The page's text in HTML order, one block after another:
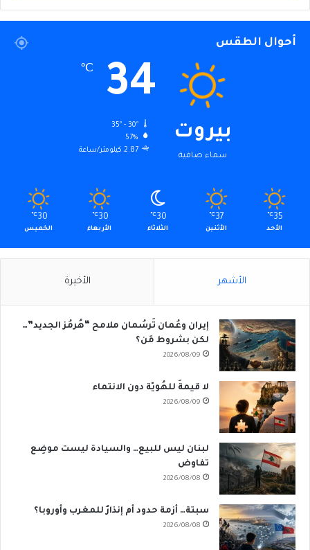
أحوال الطقس
بيروت
سماء صافية
34
℃
35º - 30º
57%
2.87 كيلومتر/ساعة
35
℃
الأحد
37
℃
الأثنين
30
℃
الثلاثاء
30
℃
الأربعاء
30
℃
الخميس
الأشهر الأخيرة
إيران وعُمان تَرسُمان ملامح “هُرمُز الجديد”…
لكن بشروط مَن؟
2026/08/09
لا قيمةَ للهُويّة دون الانتماء
2026/08/09
لبنان ليس للبيع… والسيادة ليست موضِع
تفاوض
2026/08/08
سبتة… أزمة حدود أم إنذارٌ للمغرب وأوروبا؟
2026/08/08